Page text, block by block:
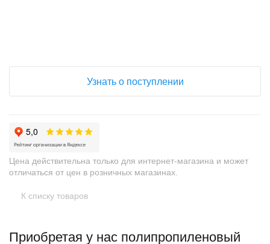
Узнать о поступлении
Цена действительна только для интернет-магазина и может
отличаться от цен в розничных магазинах.
К списку товаров
Приобретая у нас полипропиленовый